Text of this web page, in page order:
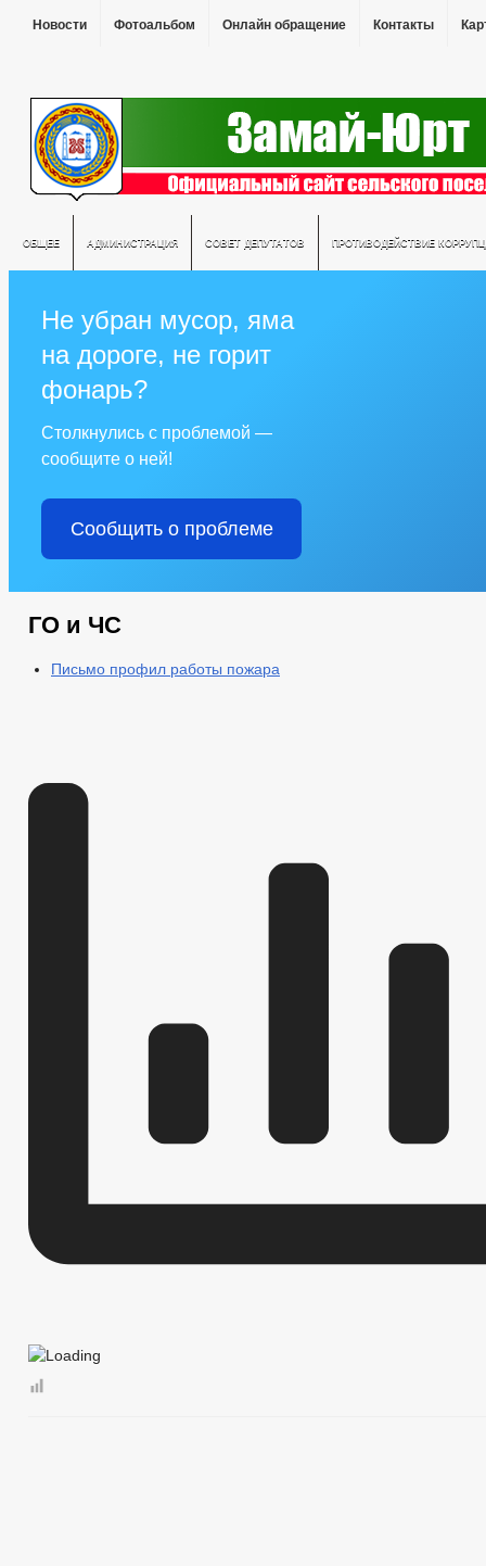
Новости Фотоальбом Онлайн обращение Контакты
ОБЩЕЕ АДМИНИСТРАЦИЯ СОВЕТ ДЕПУТАТОВ ПРОТИВОДЕЙСТВИЕ
Не убран мусор, яма
на дороге, не горит
фонарь?
Столкнулись с проблемой —
сообщите о ней!
Сообщить о проблеме
ГО и ЧС
Письмо профил работы пожара